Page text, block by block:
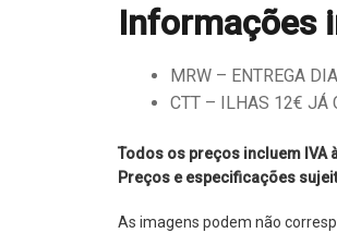
Informações
MRW – ENTREGA
CTT – ILHAS 12€ JÁ
Todos os preços incluem IVA
Preços e especificações
As imagens podem não